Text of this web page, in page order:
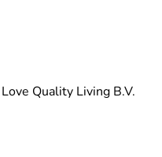
Quality Living B.V.